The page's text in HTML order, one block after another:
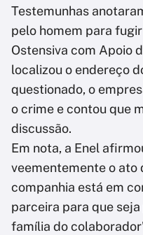
Testemunhas
pelo homem para
Ostensiva com Apoio
localizou o endereço
questionado, o
o crime e contou que
discussão.
Em nota, a Enel
veementemente o ato
companhia está em
parceira para que
família do